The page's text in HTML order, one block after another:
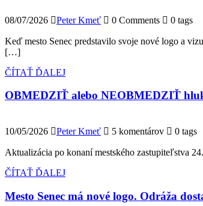
08/07/2026 Peter Kmeť 0 Comments 0 tags
Keď mesto Senec predstavilo svoje nové logo a
[…]
ČÍTAŤ ĎALEJ
OBMEDZIŤ alebo NEOBMEDZIŤ
10/05/2026 Peter Kmeť 5 komentárov 0 tags
Aktualizácia po konaní mestského zastupiteľstva
ČÍTAŤ ĎALEJ
Mesto Senec má nové logo. Odráža